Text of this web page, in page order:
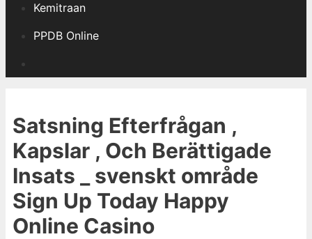
Kemitraan
PPDB Online
Satsning Efterfrågan ,
Kapslar , Och Berättigade
Insats _ svenskt område
Sign Up Today Happy
Online Casino